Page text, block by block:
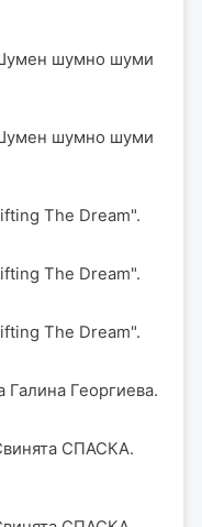
шумно шуми
шумно шуми
The Dream".
The Dream".
The Dream".
Галина Георгиева.
СПАСКА.